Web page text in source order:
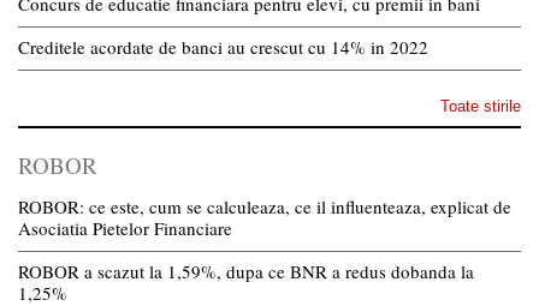
Creditele acordate de banci au crescut cu 14% in 2022
Toate stirile
ROBOR
ROBOR: ce este, cum se calculeaza, ce il influenteaza, explicat de
Asociatia Pietelor Financiare
ROBOR a scazut la 1,59%, dupa ce BNR a redus dobanda la
1,25%